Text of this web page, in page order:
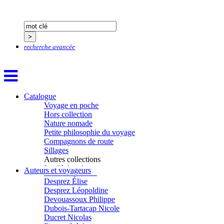
recherche avancée
Catalogue
Voyage en poche
Hors collection
Nature nomade
Petite philosophie du voyage
Compagnons de route
Sillages
Autres collections
La clé des champs
Chemins d’étoiles
Visions
Auteurs et voyageurs
Colonna d’Istria Jérôme
Conesa Gabriel
Cotta Jean-Marc
Debove Florence
Dectot de Christen Antoine
Dedet Christian
Degoul Franck
Delaunay Matthieu
Deledicque Sébastien
Delloye Bernard
Delloye Mélanie
Descave Nicolas
Desprez Élise
Desprez Léopoldine
Devouassoux Philippe
Dubois-Tartacap Nicole
Ducret Nicolas